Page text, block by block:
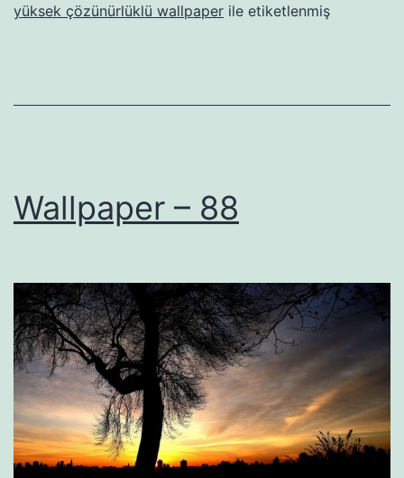
yüksek çözünürlüklü wallpaper ile etiketlenmiş
Wallpaper – 88